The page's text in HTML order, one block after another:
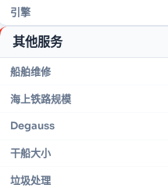
引擎
其他服务
船舶维修
海上铁路规模
Degauss
干船大小
垃圾处理